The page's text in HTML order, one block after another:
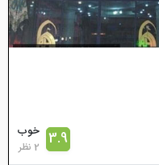
3.9 خوب
2 نظر